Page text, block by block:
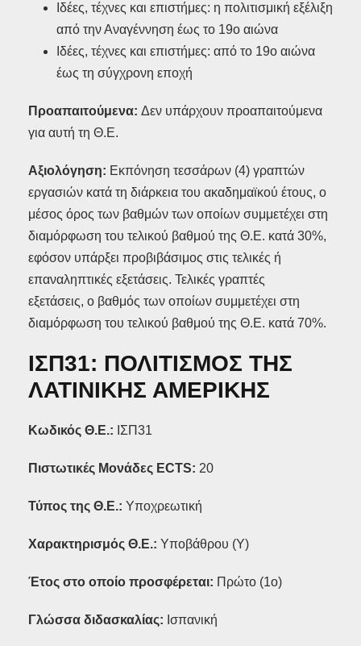
Ιδέες, τέχνες και επιστήμες: η πολιτισμική εξέλιξη
από την Αναγέννηση έως το 19ο αιώνα
Ιδέες, τέχνες και επιστήμες: από το 19ο αιώνα
έως τη σύγχρονη εποχή
Προαπαιτούμενα: Δεν υπάρχουν προαπαιτούμενα
για αυτή τη Θ.Ε.
Αξιολόγηση: Εκπόνηση τεσσάρων (4) γραπτών
εργασιών κατά τη διάρκεια του ακαδημαϊκού έτους, ο
μέσος όρος των βαθμών των οποίων συμμετέχει στη
διαμόρφωση του τελικού βαθμού της Θ.Ε. κατά 30%,
εφόσον υπάρξει προβιβάσιμος στις τελικές ή
επαναληπτικές εξετάσεις. Τελικές γραπτές
εξετάσεις, ο βαθμός των οποίων συμμετέχει στη
διαμόρφωση του τελικού βαθμού της Θ.Ε. κατά 70%.
ΙΣΠ31: ΠΟΛΙΤΙΣΜΟΣ ΤΗΣ
ΛΑΤΙΝΙΚΗΣ ΑΜΕΡΙΚΗΣ
Κωδικός Θ.Ε.: ΙΣΠ31
Πιστωτικές Μονάδες ECTS: 20
Τύπος της Θ.Ε.: Yποχρεωτική
Χαρακτηρισμός Θ.Ε.: Υποβάθρου (Υ)
Έτος στο οποίο προσφέρεται: Πρώτο (1ο)
Γλώσσα διδασκαλίας: Ισπανική